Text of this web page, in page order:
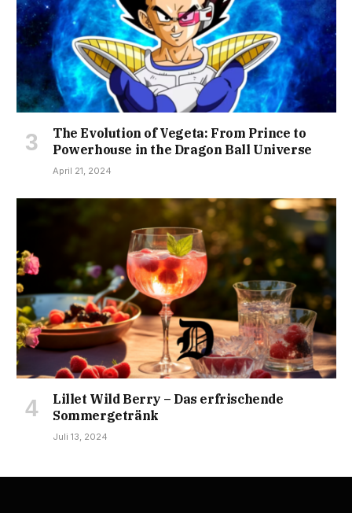
The Evolution of Vegeta: From Prince to
Powerhouse in the Dragon Ball Universe
April 21, 2024
Lillet Wild Berry – Das erfrischende
Sommergetränk
Juli 13, 2024